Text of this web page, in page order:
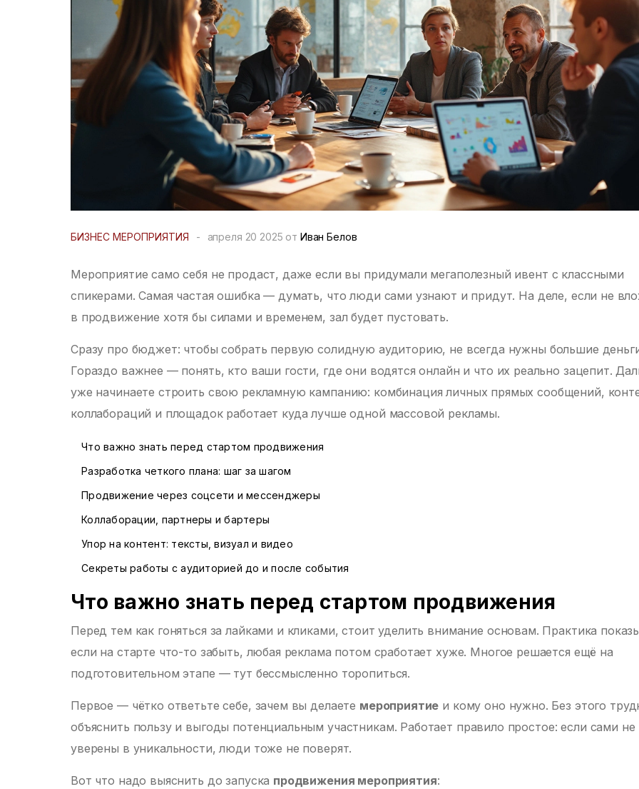
БИЗНЕС МЕРОПРИЯТИЯ - апреля 20 2025 от Иван Белов
Мероприятие само себя не продаст, даже если вы придумали мегаполезный ивент с классными
спикерами. Самая частая ошибка — думать, что люди сами узнают и придут. На деле, если не
в продвижение хотя бы силами и временем, зал будет пустовать.
Сразу про бюджет: чтобы собрать первую солидную аудиторию, не всегда нужны большие
Гораздо важнее — понять, кто ваши гости, где они водятся онлайн и что их реально зацепит.
уже начинаете строить свою рекламную кампанию: комбинация личных прямых сообщений,
коллабораций и площадок работает куда лучше одной массовой рекламы.
Что важно знать перед стартом продвижения
Разработка четкого плана: шаг за шагом
Продвижение через соцсети и мессенджеры
Коллаборации, партнеры и бартеры
Упор на контент: тексты, визуал и видео
Секреты работы с аудиторией до и после события
Что важно знать перед стартом продвижения
Перед тем как гоняться за лайками и кликами, стоит уделить внимание основам. Практика
если на старте что-то забыть, любая реклама потом сработает хуже. Многое решается ещё на
подготовительном этапе — тут бессмысленно торопиться.
Первое — чётко ответьте себе, зачем вы делаете мероприятие и кому оно нужно. Без этого
объяснить пользy и выгоды потенциальным участникам. Работает правило простое: если сами не
уверены в уникальности, люди тоже не поверят.
Вот что надо выяснить до запуска продвижения мероприятия: